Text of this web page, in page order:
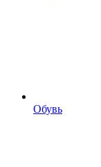
Обувь